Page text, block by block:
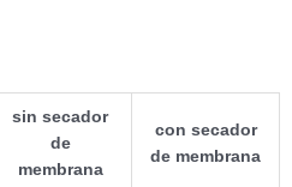
sin secador
de
membrana
con secador
de membrana